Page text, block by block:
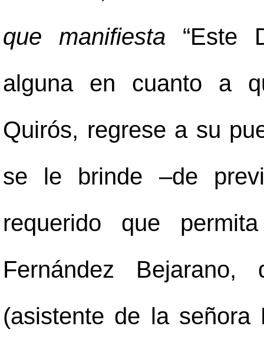
que manifiesta “Este
alguna en cuanto a
Quirós, regrese a su
se le brinde –de
requerido que
Fernández
(asistente de la señora